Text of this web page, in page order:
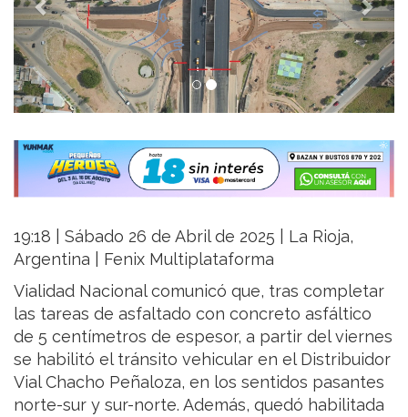
19:18 | Sábado 26 de Abril de 2025 | La Rioja,
Argentina | Fenix Multiplataforma
Vialidad Nacional comunicó que, tras completar
las tareas de asfaltado con concreto asfáltico
de 5 centímetros de espesor, a partir del viernes
se habilitó el tránsito vehicular en el Distribuidor
Vial Chacho Peñaloza, en los sentidos pasantes
norte-sur y sur-norte. Además, quedó habilitada